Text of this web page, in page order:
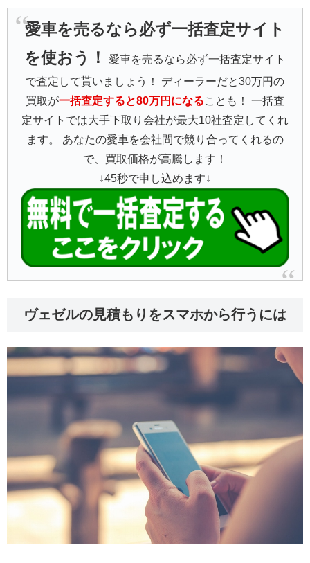
愛車を売るなら必ず一括査定サイト
を使おう！
愛車を売るなら必ず一括査定サイト
で査定して貰いましょう！ ディーラーだと30万円の
買取が一括査定すると80万円になることも！ 一括査
定サイトでは大手下取り会社が最大10社査定してくれ
ます。 あなたの愛車を会社間で競り合ってくれるの
で、買取価格が高騰します！
↓45秒で申し込めます↓
ヴェゼルの見積もりをスマホから行うには